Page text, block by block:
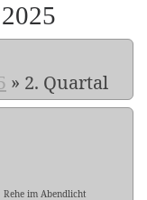
» 2. Quartal
Rehe im Abendlicht